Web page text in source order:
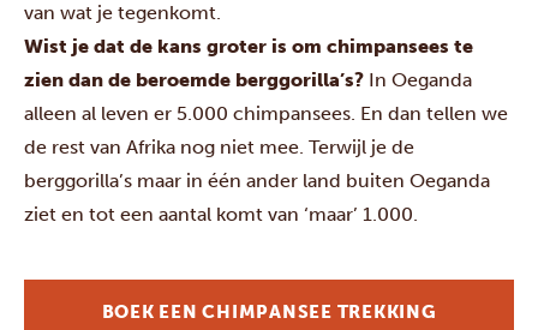
van wat je tegenkomt.
Wist je dat de kans groter is om chimpansees te
zien dan de beroemde berggorilla’s? In Oeganda
alleen al leven er 5.000 chimpansees. En dan tellen we
de rest van Afrika nog niet mee. Terwijl je de
berggorilla’s maar in één ander land buiten Oeganda
ziet en tot een aantal komt van ‘maar’ 1.000.
BOEK EEN CHIMPANSEE TREKKING